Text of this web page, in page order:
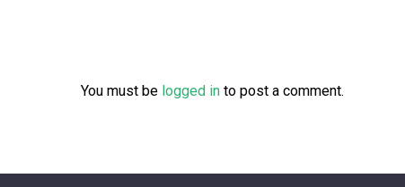
You must be logged in to post a comment.